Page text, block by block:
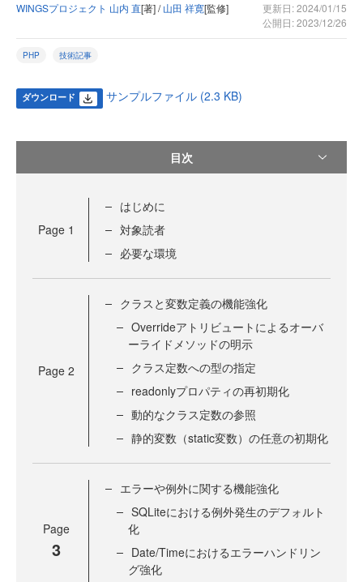
WINGSプロジェクト 山内 直[著] /山田 祥寛[監修]
更新日: 2024/01/15
公開日: 2023/12/26
PHP 技術記事
ダウンロード サンプルファイル (2.3 KB)
目次
Page 1
はじめに
対象読者
必要な環境
Page 2
クラスと変数定義の機能強化
Overrideアトリビュートによるオーバ
ーライドメソッドの明示
クラス定数への型の指定
readonlyプロパティの再初期化
動的なクラス定数の参照
静的変数（static変数）の任意の初期化
Page
3
エラーや例外に関する機能強化
SQLiteにおける例外発生のデフォルト
化
Date/Timeにおけるエラーハンドリン
グ強化